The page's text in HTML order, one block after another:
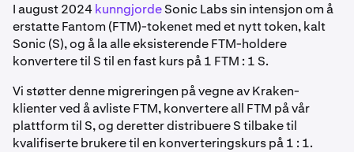
I august 2024 kunngjordeSonic Labs sin intensjon om å
erstatte Fantom (FTM)-tokenet med et nytt token, kalt
Sonic (S), og å la alle eksisterende FTM-holdere
konvertere til S til en fast kurs på 1 FTM : 1 S.
Vi støtter denne migreringen på vegne av Kraken-
klienter ved å avliste FTM, konvertere all FTM på vår
plattform til S, og deretter distribuere S tilbake til
kvalifiserte brukere til en konverteringskurs på 1 : 1.